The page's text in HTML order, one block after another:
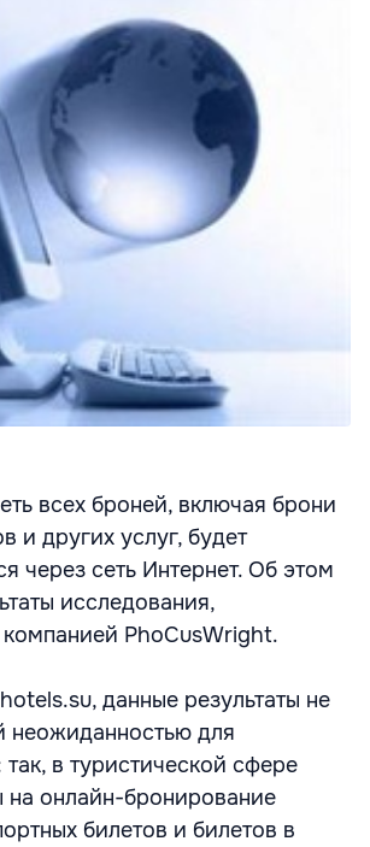
всех броней, включая брони
и других услуг, будет
через сеть Интернет. Об этом
исследования,
PhoCusWright.
данные результаты не
неожиданностью для
в туристической сфере
онлайн-бронирование
билетов и билетов в